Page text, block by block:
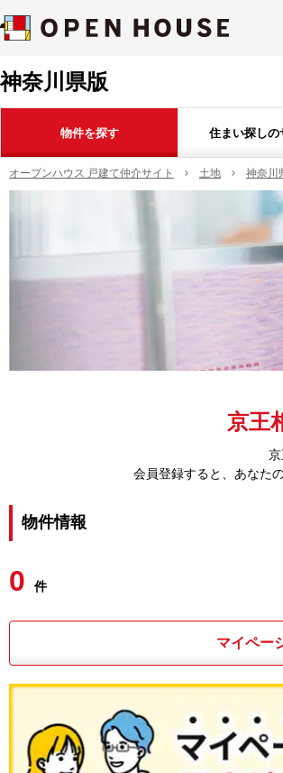
神奈川県版
物件を探す 住まい探しの
オープンハウス 戸建て仲介サイト 土地 神奈川
京王
会員登録すると、あなた
物件情報
0 件
マイペー